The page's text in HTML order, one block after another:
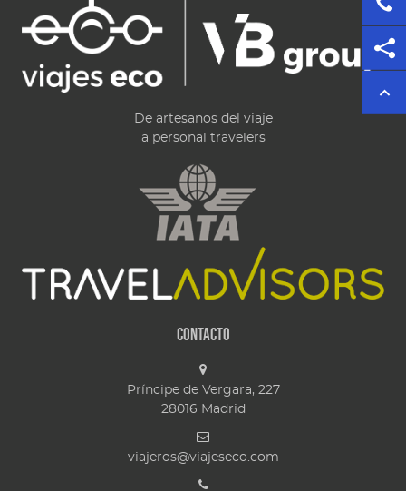
De artesanos del viaje
a personal travelers
Contacto
Príncipe de Vergara, 227
28016 Madrid
viajeros@viajeseco.com